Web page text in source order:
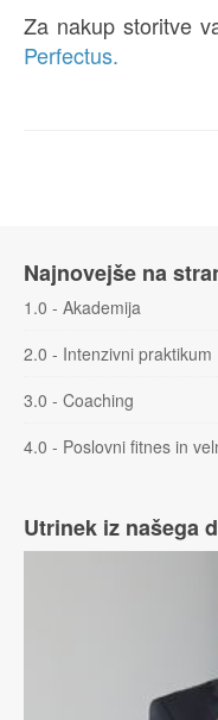
Za nakup storitve
Perfectus.
Najnovejše na
1.0 - Akademija
2.0 - Intenzivni praktikum
3.0 - Coaching
4.0 - Poslovni fitnes in
Utrinek iz našega